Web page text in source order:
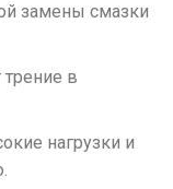
замены смазки
в
нагрузки и